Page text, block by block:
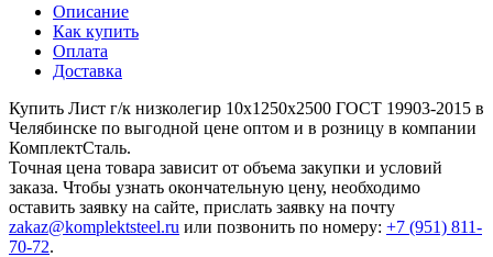
Описание
Как купить
Оплата
Доставка
Купить Лист г/к низколегир 10x1250x2500 ГОСТ 19903-2015 в
Челябинске по выгодной цене оптом и в розницу в компании
КомплектСталь.
Точная цена товара зависит от объема закупки и условий
заказа. Чтобы узнать окончательную цену, необходимо
оставить заявку на сайте, прислать заявку на почту
zakaz@komplektsteel.ru или позвонить по номеру: +7 (951) 811-
70-72.